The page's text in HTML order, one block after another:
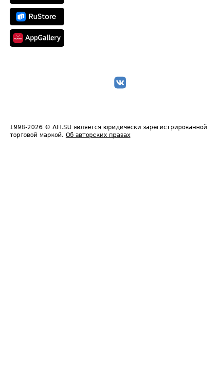
1998-2026 © ATI.SU является юридически зарегистрированной
торговой маркой. Об авторских правах